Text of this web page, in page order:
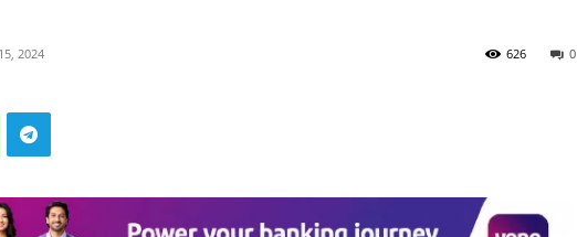
2024 0
626